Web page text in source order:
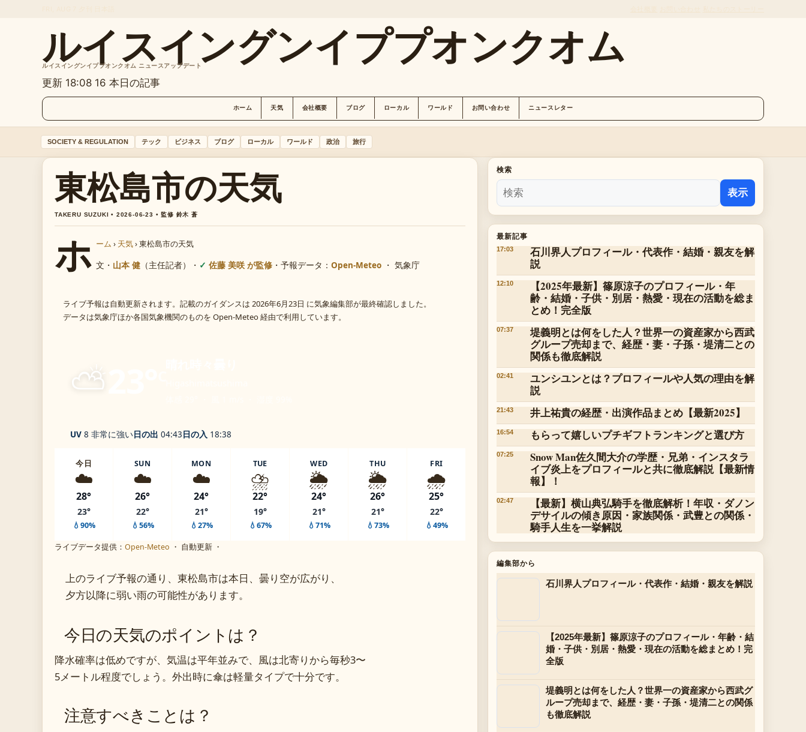
ルイスイングンイププオンクオム
ルイスイングンイププオンクオム ニュースアップデート
更新 18:08 16 本日の記事
ホーム 天気 会社概要 ブログ ローカル ワールド お問い合わせ ニュースレター
SOCIETY & REGULATION テック ビジネス ブログ ローカル ワールド 政治 旅行
東松島市の天気
TAKERU SUZUKI • 2026-06-23 • 監修 鈴木 蒼
ホ ーム › 天気›東松島市の天気
文・ 山本 健 （主任記者） ・ 佐藤 美咲 が監修 ・ 予報データ： Open-Meteo ・ 気象庁
ライブ予報は自動更新されます。記載のガイダンスは 2026年6月23日 に気象編集部が最終確認しました。
データは気象庁ほか各国気象機関のものを Open-Meteo 経由で利用しています。
⛅
UV 8 非常に強い日の出 04:43日の入 18:38
今日
☁️
28°
23°
💧90%
SUN
☁️
26°
22°
💧56%
MON
☁️
24°
21°
💧27%
TUE
⛈️
22°
19°
💧67%
WED
🌦️
24°
21°
💧71%
THU
🌦️
26°
21°
💧73%
FRI
🌧️
25°
22°
💧49%
ライブデータ提供： Open-Meteo ・ 自動更新 ・
上のライブ予報の通り、東松島市は本日、曇り空が広がり、
夕方以降に弱い雨の可能性があります。
今日の天気のポイントは？
降水確率は低めですが、気温は平年並みで、風は北寄りから毎秒3〜
5メートル程度でしょう。外出時に傘は軽量タイプで十分です。
注意すべきことは？
検索
表示
最新記事
17:03
石川界人プロフィール・代表作・結婚・親友を解
説
12:10
【2025年最新】篠原涼子のプロフィール・年
齢・結婚・子供・別居・熱愛・現在の活動を総ま
とめ！完全版
07:37
堤義明とは何をした人？世界一の資産家から西武
グループ売却まで、経歴・妻・子孫・堤清二との
関係も徹底解説
02:41
ユンシユンとは？プロフィールや人気の理由を解
説
21:43 井上祐貴の経歴・出演作品まとめ【最新2025】
16:54 もらって嬉しいプチギフトランキングと選び方
07:25
Snow Man佐久間大介の学歴・兄弟・インスタラ
イブ炎上をプロフィールと共に徹底解説【最新情
報】！
02:47
【最新】横山典弘騎手を徹底解析！年収・ダノン
デサイルの傾き原因・家族関係・武豊との関係・
騎手人生を一挙解説
編集部から
石川界人プロフィール・代表作・結婚・親友を解説
【2025年最新】篠原涼子のプロフィール・年齢・結
婚・子供・別居・熱愛・現在の活動を総まとめ！完
全版
堤義明とは何をした人？世界一の資産家から西武グ
ループ売却まで、経歴・妻・子孫・堤清二との関係
も徹底解説